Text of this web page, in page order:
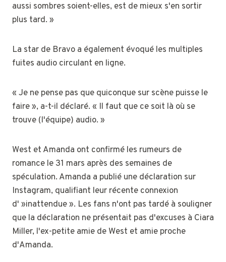
aussi sombres soient-elles, est de mieux s'en sortir
plus tard. »
La star de Bravo a également évoqué les multiples
fuites audio circulant en ligne.
« Je ne pense pas que quiconque sur scène puisse le
faire », a-t-il déclaré. « Il faut que ce soit là où se
trouve (l'équipe) audio. »
West et Amanda ont confirmé les rumeurs de
romance le 31 mars après des semaines de
spéculation. Amanda a publié une déclaration sur
Instagram, qualifiant leur récente connexion
d' »inattendue ». Les fans n'ont pas tardé à souligner
que la déclaration ne présentait pas d'excuses à Ciara
Miller, l'ex-petite amie de West et amie proche
d'Amanda.